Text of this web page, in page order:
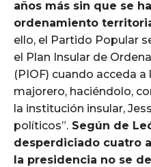
años más sin que se
ordenamiento
ello, el Partido Popular
el Plan Insular de
(PIOF) cuando acceda
majorero, haciéndolo,
la institución insular,
políticos”. Según de
desperdiciado cuatro
la presidencia no se